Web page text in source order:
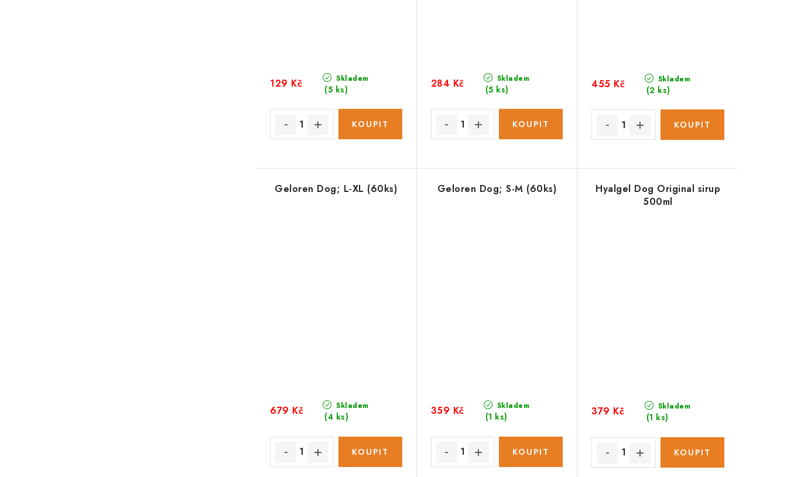
Skladem
(5 ks)
129 Kč Skladem
(5 ks)
284 Kč Skladem
(2 ks)
455 Kč
Geloren Dog; L-XL (60ks)
Skladem
(4 ks)
679 Kč
Geloren Dog; S-M (60ks)
Skladem
(1 ks)
359 Kč
Hyalgel Dog Original sirup
500ml
Skladem
(1 ks)
379 Kč